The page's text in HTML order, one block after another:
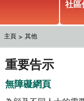
社區
主頁 其他